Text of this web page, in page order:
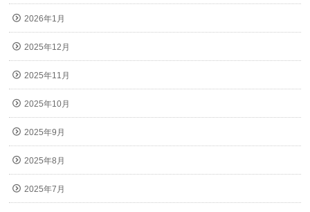
2026年1月
2025年12月
2025年11月
2025年10月
2025年9月
2025年8月
2025年7月